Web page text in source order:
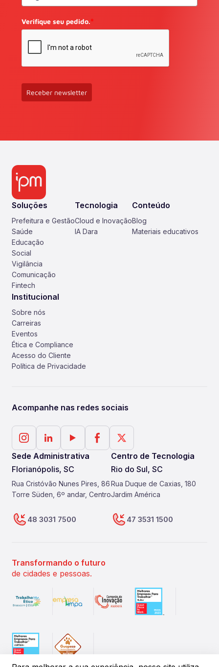
Verifique seu pedido.*
Receber newsletter
Soluções
Prefeitura e Gestão
Saúde
Educação
Social
Vigilância
Comunicação
Fintech
Tecnologia
Cloud e Inovação
IA Dara
Conteúdo
Blog
Materiais educativos
Institucional
Sobre nós
Carreiras
Eventos
Ética e Compliance
Acesso do Cliente
Política de Privacidade
Acompanhe nas redes sociais
Sede Administrativa
Florianópolis, SC
Rua Cristóvão Nunes Pires, 86
Torre Süden, 6º andar, Centro
48 3031 7500
Centro de Tecnologia
Rio do Sul, SC
Rua Duque de Caxias, 180
Jardim América
47 3531 1500
Transformando o futuro
de cidades e pessoas.